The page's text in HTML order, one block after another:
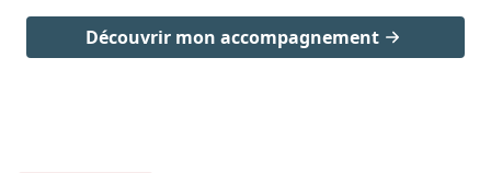
Découvrir mon accompagnement